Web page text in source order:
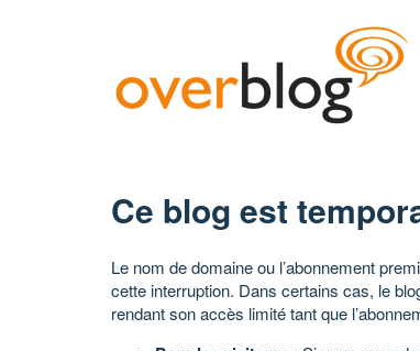
Ce blog est
Le nom de domaine ou l’abonnement
cette interruption. Dans certains cas, le
rendant son accès limité tant que